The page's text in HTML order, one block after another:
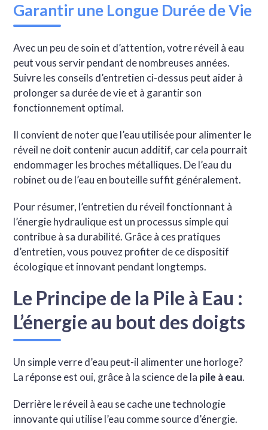
Garantir une Longue Durée de Vie
Avec un peu de soin et d’attention, votre réveil à eau
peut vous servir pendant de nombreuses années.
Suivre les conseils d’entretien ci-dessus peut aider à
prolonger sa durée de vie et à garantir son
fonctionnement optimal.
Il convient de noter que l’eau utilisée pour alimenter le
réveil ne doit contenir aucun additif, car cela pourrait
endommager les broches métalliques. De l’eau du
robinet ou de l’eau en bouteille suffit généralement.
Pour résumer, l’entretien du réveil fonctionnant à
l’énergie hydraulique est un processus simple qui
contribue à sa durabilité. Grâce à ces pratiques
d’entretien, vous pouvez profiter de ce dispositif
écologique et innovant pendant longtemps.
Le Principe de la Pile à Eau :
L’énergie au bout des doigts
Un simple verre d’eau peut-il alimenter une horloge?
La réponse est oui, grâce à la science de la pile à eau.
Derrière le réveil à eau se cache une technologie
innovante qui utilise l’eau comme source d’énergie.